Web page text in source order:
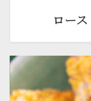
ロー